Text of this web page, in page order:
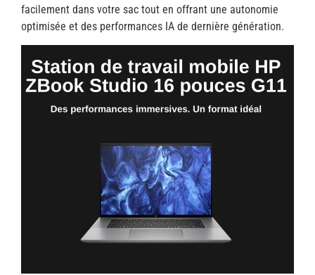
facilement dans votre sac tout en offrant une autonomie
optimisée et des performances IA de dernière génération.